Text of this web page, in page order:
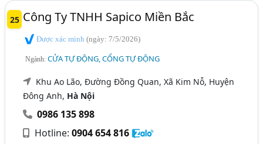
25 Công Ty TNHH Sapico Miền Bắc
Được xác minh(ngày: 7/5/2026)
Ngành:CỬA TỰ ĐỘNG, CỔNG TỰ ĐỘNG
Khu Ao Lão, Đường Đồng Quan, Xã Kim Nỗ, Huyện
Đông Anh, Hà Nội
0986 135 898
Hotline:0904 654 816